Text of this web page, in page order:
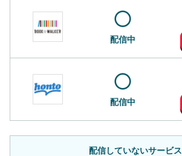
配信中
配信中
配信していないサービス